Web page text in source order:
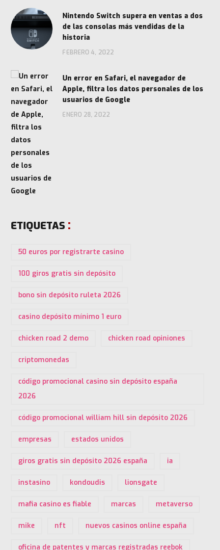
Nintendo Switch supera en ventas a dos
de las consolas más vendidas de la
historia
FEBRERO 4, 2022
Un error en Safari, el navegador de
Apple, filtra los datos personales de los
usuarios de Google
ENERO 28, 2022
ETIQUETAS
50 euros por registrarte casino
100 giros gratis sin depósito
bono sin depósito ruleta 2026
casino depósito mínimo 1 euro
chicken road 2 demo chicken road opiniones
criptomonedas
código promocional casino sin depósito españa
2026
código promocional william hill sin depósito 2026
empresas estados unidos
giros gratis sin depósito 2026 españa ia
instasino kondoudis lionsgate
mafia casino es fiable marcas metaverso
mike nft nuevos casinos online españa
oficina de patentes y marcas registradas reebok